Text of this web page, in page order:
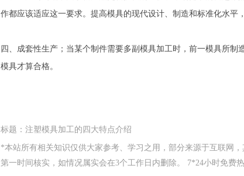
作都应该适应这一要求。提高模具的现代设计、制造和标准化水平
四、成套性生产；当某个制件需要多副模具加工时，前一模具所
模具才算合格。
标题：注塑模具加工的四大特点介绍
*本站所有相关知识仅供大家参考、学习之用，部分来源于互联网
第一时间核实，如情况属实会在3个工作日内删除。 7*24小时免费热